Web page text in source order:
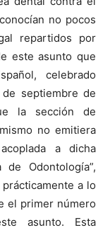
no pocos
repartidos por
este asunto que
celebrado
septiembre de
la sección de
no emitiera
a dicha
de Odontología”,
a lo
el primer número
asunto. Esta